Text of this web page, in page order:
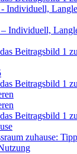
Individuell,
zuhause: